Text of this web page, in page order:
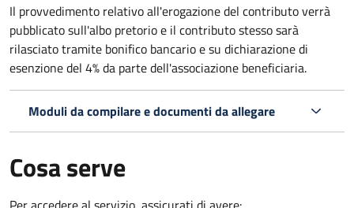
Il provvedimento relativo all'erogazione del contributo verrà
pubblicato sull'albo pretorio e il contributo stesso sarà
rilasciato tramite bonifico bancario e su dichiarazione di
esenzione del 4% da parte dell'associazione beneficiaria.
Moduli da compilare e documenti da allegare
Cosa serve